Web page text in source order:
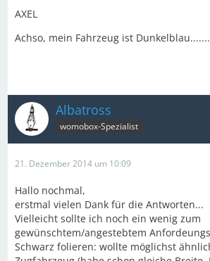
AXEL
Achso, mein Fahrzeug ist
Albatross
womobox-Spezialist
21. Dezember 2014 um 10:09
Hallo nochmal,
erstmal vielen Dank für die Antworten...
Vielleicht sollte ich noch ein wenig zum
gewünschtem/angestebtem
Schwarz folieren: wollte möglichst